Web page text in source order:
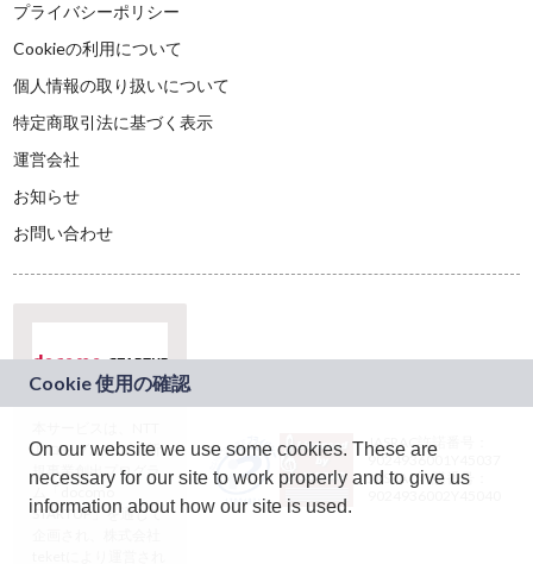
プライバシーポリシー
Cookieの利用について
個人情報の取り扱いについて
特定商取引法に基づく表示
運営会社
お知らせ
お問い合わせ
ドコモグループの新
規事業創出プログラ
ム「docomo
STARTUP」を通じて
JASRAC許諾番号：
9024936001Y45037
JASRAC許諾番号：
On our website we use some cookies. These are
necessary for our site to work properly and to give us
information about how our site is used.